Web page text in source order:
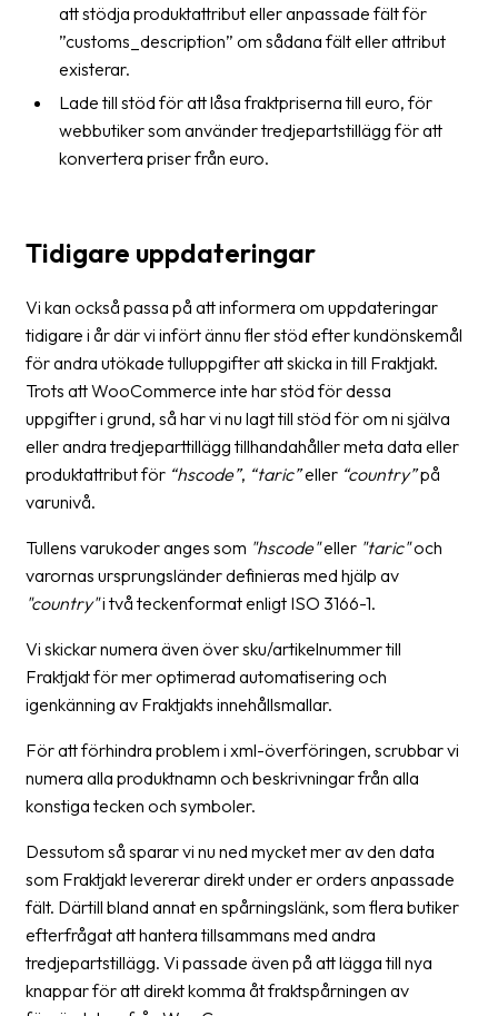
att stödja produktattribut eller anpassade fält för
”customs_description” om sådana fält eller attribut
existerar.
Lade till stöd för att låsa fraktpriserna till euro, för
webbutiker som använder tredjepartstillägg för att
konvertera priser från euro.
Tidigare uppdateringar
Vi kan också passa på att informera om uppdateringar
tidigare i år där vi infört ännu fler stöd efter kundönskemål
för andra utökade tulluppgifter att skicka in till Fraktjakt.
Trots att WooCommerce inte har stöd för dessa
uppgifter i grund, så har vi nu lagt till stöd för om ni själva
eller andra tredjeparttillägg tillhandahåller meta data eller
produktattribut för “hscode”, “taric”eller “country”på
varunivå.
Tullens varukoder anges som "hscode"eller "taric"och
varornas ursprungsländer definieras med hjälp av
"country"i två teckenformat enligt ISO 3166-1.
Vi skickar numera även över sku/artikelnummer till
Fraktjakt för mer optimerad automatisering och
igenkänning av Fraktjakts innehållsmallar.
För att förhindra problem i xml-överföringen, scrubbar vi
numera alla produktnamn och beskrivningar från alla
konstiga tecken och symboler.
Dessutom så sparar vi nu ned mycket mer av den data
som Fraktjakt levererar direkt under er orders anpassade
fält. Därtill bland annat en spårningslänk, som flera butiker
efterfrågat att hantera tillsammans med andra
tredjepartstillägg. Vi passade även på att lägga till nya
knappar för att direkt komma åt fraktspårningen av